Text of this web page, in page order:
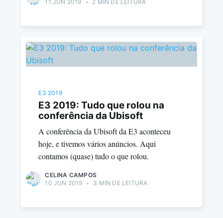
11 JUN 2019 • 2 MIN DE LEITURA
E3 2019
E3 2019: Tudo que rolou na
conferência da Ubisoft
A conferência da Ubisoft da E3 aconteceu
hoje, e tivemos vários anúncios. Aqui
contamos (quase) tudo o que rolou.
CELINA CAMPOS
10 JUN 2019 • 3 MIN DE LEITURA